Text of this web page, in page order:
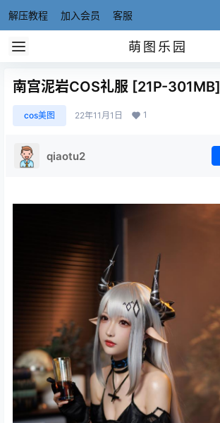
解压教程 加入会员 客服
萌图乐园
南宫泥岩COS礼服 [21P-301MB]
cos美图 22年11月1日 1
qiaotu2